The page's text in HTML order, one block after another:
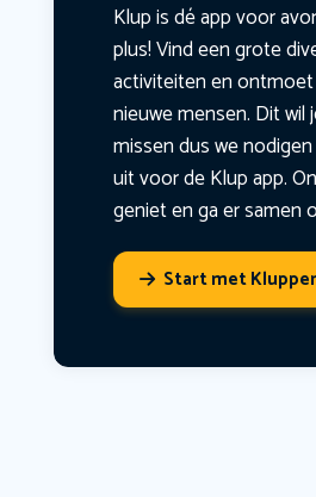
Klup is dé app voor
plus! Vind een grote
activiteiten en
nieuwe mensen. Dit wil
missen dus we
uit voor de Klup app.
geniet en ga er samen
Start met